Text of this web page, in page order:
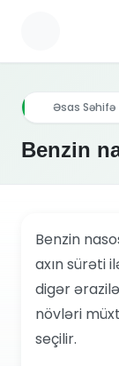
Əsas Səhifə
Benzin
Benzin
axın sürəti
digər
növləri
seçilir.